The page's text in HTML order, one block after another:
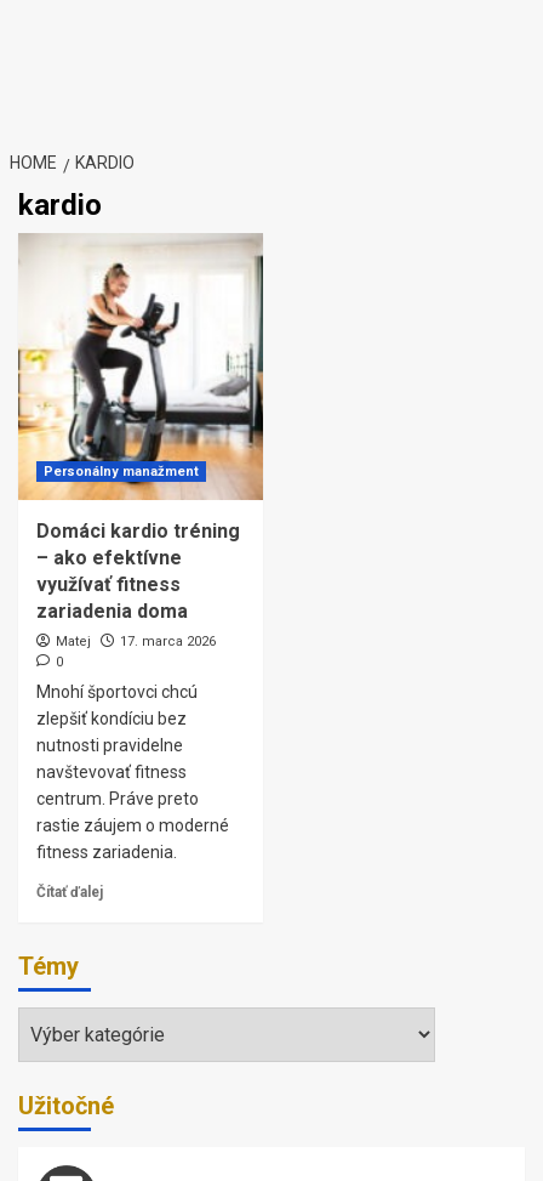
HOME KARDIO
kardio
Personálny manažment
Domáci kardio tréning
– ako efektívne
využívať fitness
zariadenia doma
Matej
17. marca 2026
0
Mnohí športovci chcú
zlepšiť kondíciu bez
nutnosti pravidelne
navštevovať fitness
centrum. Práve preto
rastie záujem o moderné
fitness zariadenia.
Čítať ďalej
Témy
Témy
Užitočné